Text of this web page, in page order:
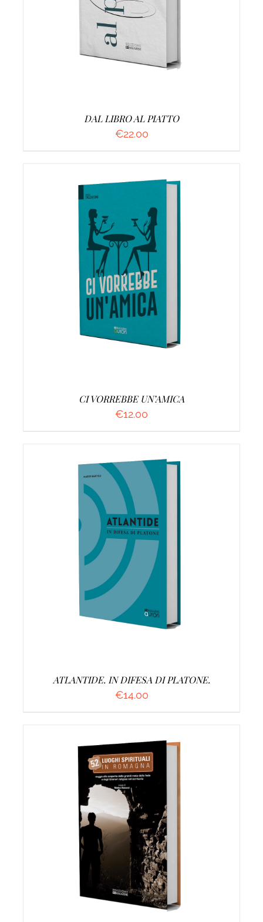
DAL LIBRO AL PIATTO
€22.00
AGGIUNGI AL CARRELLO /
CI VORREBBE UN’AMICA
€12.00
AGGIUNGI AL CARRELLO /
ATLANTIDE. IN DIFESA DI PLATONE.
€14.00
AGGIUNGI AL CARRELLO /